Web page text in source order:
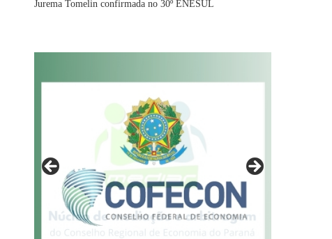
Jurema Tomelin confirmada no 30º ENESUL